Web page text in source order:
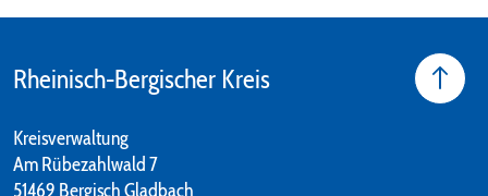
Rheinisch-Bergischer Kreis
Kreisverwaltung
Am Rübezahlwald 7
51469 Bergisch Gladbach